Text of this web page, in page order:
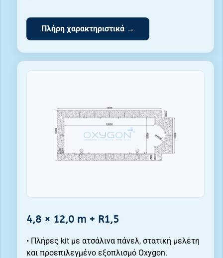
Πλήρη χαρακτηριστικά →
4,8 × 12,0 m + R1,5
• Πλήρες kit με ατσάλινα πάνελ, στατική μελέτη
και προεπιλεγμένο εξοπλισμό Oxygon.